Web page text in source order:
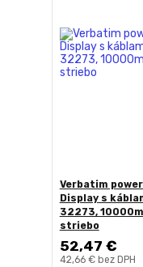
Verbatim power
Display s
32273,
striebo
52,47 €
42,66 € bez DPH